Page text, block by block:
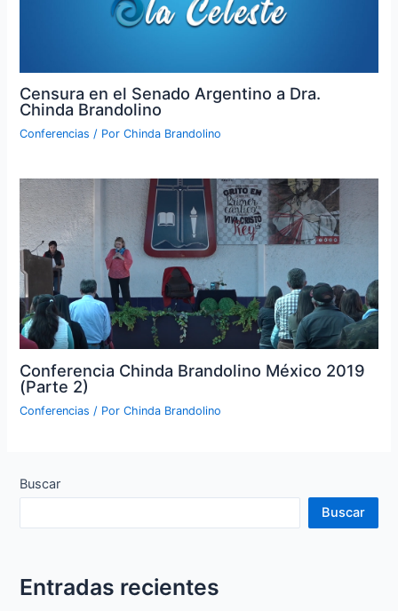
Censura en el Senado Argentino a Dra.
Chinda Brandolino
Conferencias / PorChinda Brandolino
Conferencia Chinda Brandolino México 2019
(Parte 2)
Conferencias / PorChinda Brandolino
Buscar
Buscar
Entradas recientes